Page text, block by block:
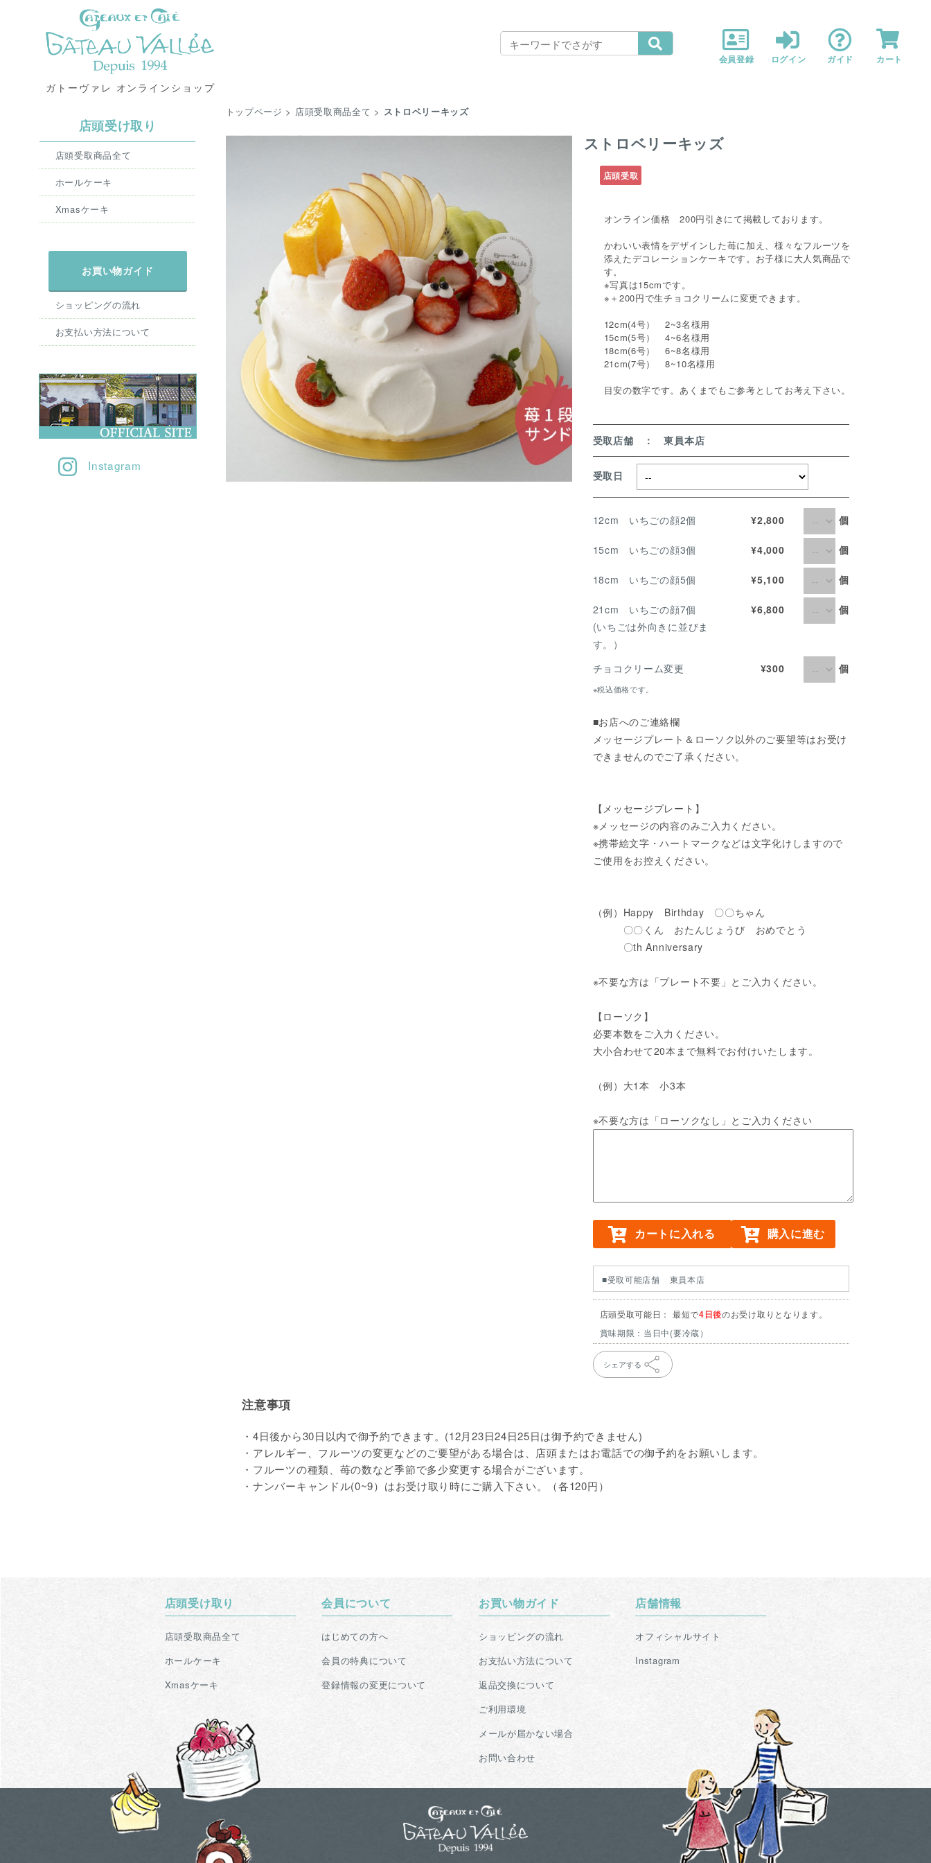
会員登録 ログイン ガイド カート
ガトーヴァレ オンラインショップ
店頭受け取り
店頭受取商品全て
ホールケーキ
Xmasケーキ
お買い物ガイド
ショッピングの流れ
お支払い方法について
Instagram
トップページ > 店頭受取商品全て > ストロベリーキッズ
ストロベリーキッズ
店頭受取
オンライン価格 200円引きにて掲載しております。
かわいい表情をデザインした苺に加え、様々なフルーツを
添えたデコレーションケーキです。お子様に大人気商品で
す。
※写真は15cmです。
※＋200円で生チョコクリームに変更できます。
12cm(4号） 2~3名様用
15cm(5号） 4~6名様用
18cm(6号） 6~8名様用
21cm(7号） 8~10名様用
目安の数字です。あくまでもご参考としてお考え下さい。
受取店舗 ： 東員本店
受取日
12cm いちごの顔2個 ¥2,800 個
15cm いちごの顔3個 ¥4,000 個
18cm いちごの顔5個 ¥5,100 個
21cm いちごの顔7個
(いちごは外向きに並びま
す。）
¥6,800 個
チョコクリーム変更 ¥300 個
※税込価格です。
■お店へのご連絡欄
メッセージプレート＆ローソク以外のご要望等はお受け
できませんのでご了承ください。
【メッセージプレート】
※メッセージの内容のみご入力ください。
※携帯絵文字・ハートマークなどは文字化けしますので
ご使用をお控えください。
（例）Happy Birthday 〇〇ちゃん
〇〇くん おたんじょうび おめでとう
〇th Anniversary
※不要な方は「プレート不要」とご入力ください。
【ローソク】
必要本数をご入力ください。
大小合わせて20本まで無料でお付けいたします。
（例）大1本 小3本
※不要な方は「ローソクなし」とご入力ください
カートに入れる 購入に進む
■受取可能店舗 東員本店
店頭受取可能日： 最短で4日後のお受け取りとなります。
賞味期限：当日中(要冷蔵）
シェアする
注意事項
・4日後から30日以内で御予約できます。(12月23日24日25日は御予約できません)
・アレルギー、フルーツの変更などのご要望がある場合は、店頭またはお電話での御予約をお願いします。
・フルーツの種類、苺の数など季節で多少変更する場合がございます。
・ナンバーキャンドル(0~9）はお受け取り時にご購入下さい。（各120円）
店頭受け取り
店頭受取商品全て
ホールケーキ
Xmasケーキ
会員について
はじめての方へ
会員の特典について
登録情報の変更について
お買い物ガイド
ショッピングの流れ
お支払い方法について
返品交換について
ご利用環境
メールが届かない場合
お問い合わせ
店舗情報
オフィシャルサイト
Instagram